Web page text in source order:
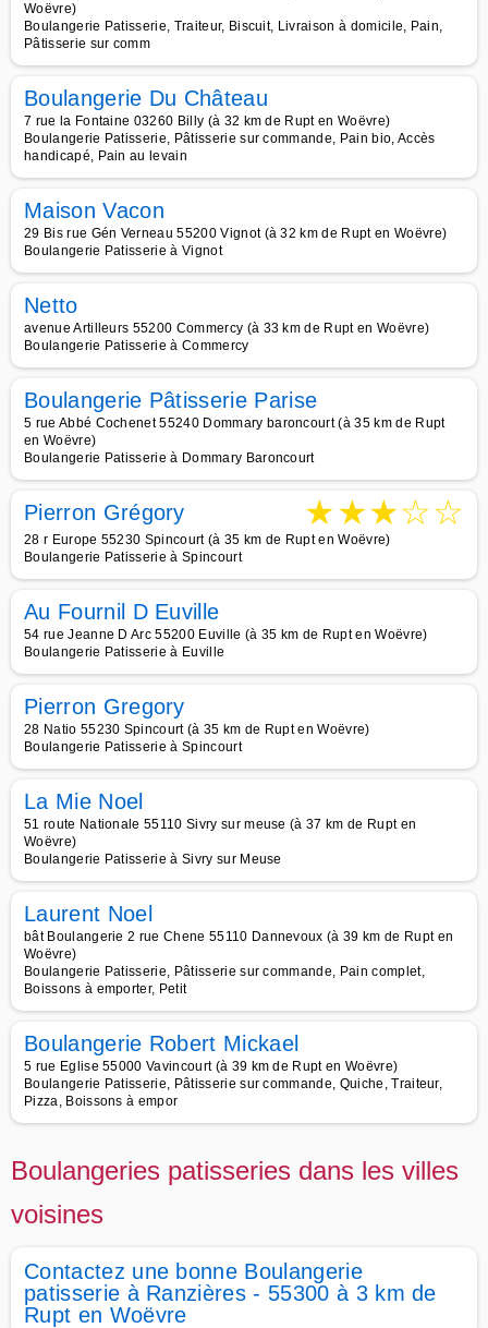
Woëvre)
Boulangerie Patisserie, Traiteur, Biscuit, Livraison à domicile, Pain,
Pâtisserie sur comm
Boulangerie Du Château
7 rue la Fontaine 03260 Billy (à 32 km de Rupt en Woëvre)
Boulangerie Patisserie, Pâtisserie sur commande, Pain bio, Accès
handicapé, Pain au levain
Maison Vacon
29 Bis rue Gén Verneau 55200 Vignot (à 32 km de Rupt en Woëvre)
Boulangerie Patisserie à Vignot
Netto
avenue Artilleurs 55200 Commercy (à 33 km de Rupt en Woëvre)
Boulangerie Patisserie à Commercy
Boulangerie Pâtisserie Parise
5 rue Abbé Cochenet 55240 Dommary baroncourt (à 35 km de Rupt
en Woëvre)
Boulangerie Patisserie à Dommary Baroncourt
Pierron Grégory ★★★☆☆
28 r Europe 55230 Spincourt (à 35 km de Rupt en Woëvre)
Boulangerie Patisserie à Spincourt
Au Fournil D Euville
54 rue Jeanne D Arc 55200 Euville (à 35 km de Rupt en Woëvre)
Boulangerie Patisserie à Euville
Pierron Gregory
28 Natio 55230 Spincourt (à 35 km de Rupt en Woëvre)
Boulangerie Patisserie à Spincourt
La Mie Noel
51 route Nationale 55110 Sivry sur meuse (à 37 km de Rupt en
Woëvre)
Boulangerie Patisserie à Sivry sur Meuse
Laurent Noel
bât Boulangerie 2 rue Chene 55110 Dannevoux (à 39 km de Rupt en
Woëvre)
Boulangerie Patisserie, Pâtisserie sur commande, Pain complet,
Boissons à emporter, Petit
Boulangerie Robert Mickael
5 rue Eglise 55000 Vavincourt (à 39 km de Rupt en Woëvre)
Boulangerie Patisserie, Pâtisserie sur commande, Quiche, Traiteur,
Pizza, Boissons à empor
Boulangeries patisseries dans les villes
voisines
Contactez une bonne Boulangerie
patisserie à Ranzières - 55300 à 3 km de
Rupt en Woëvre